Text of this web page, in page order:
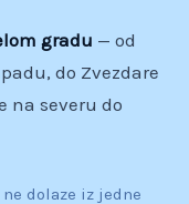
gradu — od
do Zvezdare
na severu do
dolaze iz jedne